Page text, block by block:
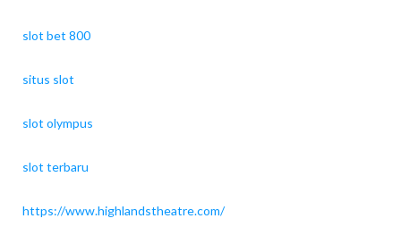
slot bet 800
situs slot
slot olympus
slot terbaru
https://www.highlandstheatre.com/